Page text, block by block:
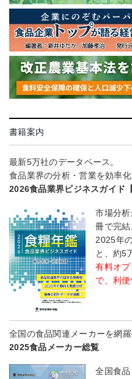
書籍案内
最新5万社のデータベース。
食品業界の分析・営業を効率化
2026食品業界ビジネスガイド
市場分
冊で完結
2025年
と、約5
有料オ
で、利便
全国の食品関連メーカーを網
2025食品メーカー総覧
全国食